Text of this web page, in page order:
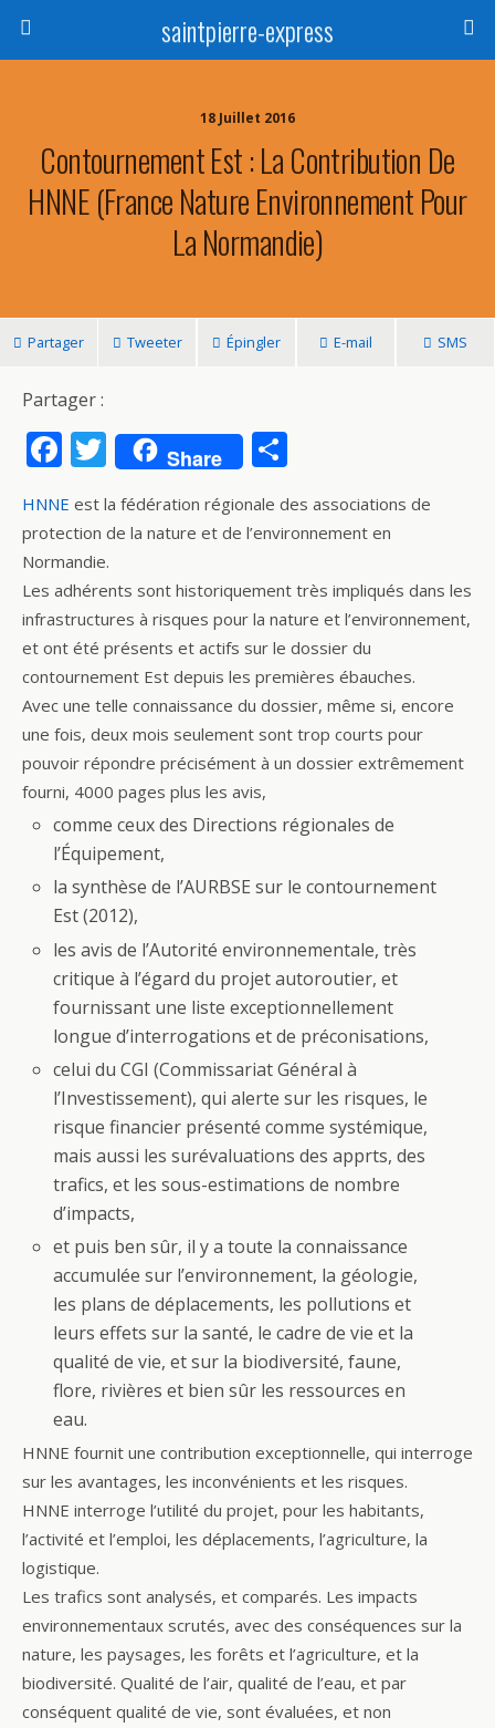
saintpierre-express
18 Juillet 2016
Contournement Est : La Contribution De
HNNE (France Nature Environnement Pour
La Normandie)
Partager Tweeter Épingler E-mail SMS
Partager :
F
e
b
o
o
k
T
w
itt
er
Share
ta
g
er
HNNE est la fédération régionale des associations de
protection de la nature et de l’environnement en
Normandie.
Les adhérents sont historiquement très impliqués dans les
infrastructures à risques pour la nature et l’environnement,
et ont été présents et actifs sur le dossier du
contournement Est depuis les premières ébauches.
Avec une telle connaissance du dossier, même si, encore
une fois, deux mois seulement sont trop courts pour
pouvoir répondre précisément à un dossier extrêmement
fourni, 4000 pages plus les avis,
comme ceux des Directions régionales de
l’Équipement,
la synthèse de l’AURBSE sur le contournement
Est (2012),
les avis de l’Autorité environnementale, très
critique à l’égard du projet autoroutier, et
fournissant une liste exceptionnellement
longue d’interrogations et de préconisations,
celui du CGI (Commissariat Général à
l’Investissement), qui alerte sur les risques, le
risque financier présenté comme systémique,
mais aussi les surévaluations des apprts, des
trafics, et les sous-estimations de nombre
d’impacts,
et puis ben sûr, il y a toute la connaissance
accumulée sur l’environnement, la géologie,
les plans de déplacements, les pollutions et
leurs effets sur la santé, le cadre de vie et la
qualité de vie, et sur la biodiversité, faune,
flore, rivières et bien sûr les ressources en
eau.
HNNE fournit une contribution exceptionnelle, qui interroge
sur les avantages, les inconvénients et les risques.
HNNE interroge l’utilité du projet, pour les habitants,
l’activité et l’emploi, les déplacements, l’agriculture, la
logistique.
Les trafics sont analysés, et comparés. Les impacts
environnementaux scrutés, avec des conséquences sur la
nature, les paysages, les forêts et l’agriculture, et la
biodiversité. Qualité de l’air, qualité de l’eau, et par
conséquent qualité de vie, sont évaluées, et non